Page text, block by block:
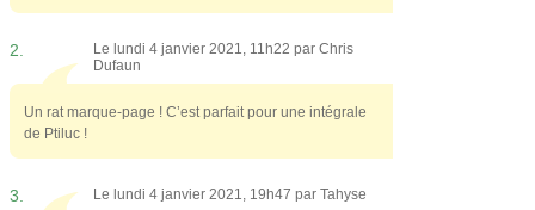
2. Le lundi 4 janvier 2021, 11h22 par Chris
Dufaun
Un rat marque-page ! C’est parfait pour une intégrale
de Ptiluc !
3. Le lundi 4 janvier 2021, 19h47 par Tahyse